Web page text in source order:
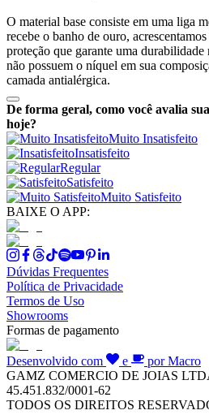
O material base consiste em uma liga
recebe o banho de ouro,
proteção que garante uma durabilidade
não possuem o níquel em sua
camada antialérgica.
De forma geral, como você avalia
hoje?
Muito Insatisfeito
Insatisfeito
Regular
Satisfeito
Muito Satisfeito
BAIXE O APP:
Dúvidas Frequentes
Política de Privacidade
Termos de Uso
Showrooms
Formas de pagamento
Desenvolvido com e
por Macro
GAMZ COMERCIO DE JOIAS
45.451.832/0001-62
TODOS OS DIREITOS